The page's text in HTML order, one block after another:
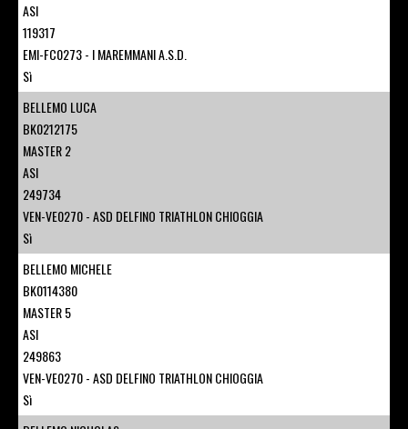
ASI
119317
EMI-FC0273 - I MAREMMANI A.S.D.
Sì
BELLEMO LUCA
BK0212175
MASTER 2
ASI
249734
VEN-VE0270 - ASD DELFINO TRIATHLON CHIOGGIA
Sì
BELLEMO MICHELE
BK0114380
MASTER 5
ASI
249863
VEN-VE0270 - ASD DELFINO TRIATHLON CHIOGGIA
Sì